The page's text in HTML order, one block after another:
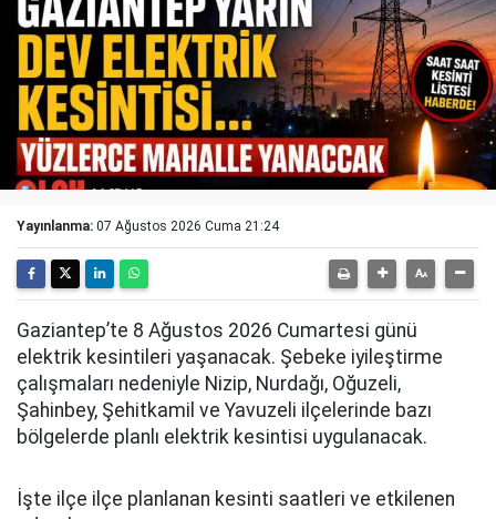
Yayınlanma: 07 Ağustos 2026 Cuma 21:24
Gaziantep’te 8 Ağustos 2026 Cumartesi günü
elektrik kesintileri yaşanacak. Şebeke iyileştirme
çalışmaları nedeniyle Nizip, Nurdağı, Oğuzeli,
Şahinbey, Şehitkamil ve Yavuzeli ilçelerinde bazı
bölgelerde planlı elektrik kesintisi uygulanacak.
İşte ilçe ilçe planlanan kesinti saatleri ve etkilenen